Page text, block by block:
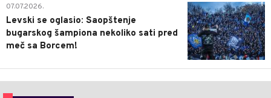
1
07.07.2026.
Levski se oglasio: Saopštenje
bugarskog šampiona nekoliko sati pred
meč sa Borcem!